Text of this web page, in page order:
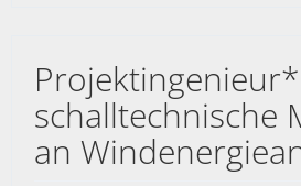
schalltechnische
an